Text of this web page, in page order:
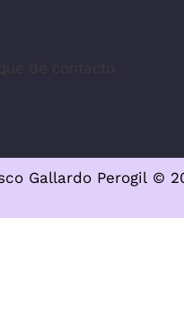
Gallardo Perogil ©